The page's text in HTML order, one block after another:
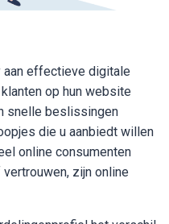
aan effectieve digitale
op hun website
snelle beslissingen
die u aanbiedt willen
online consumenten
zijn online